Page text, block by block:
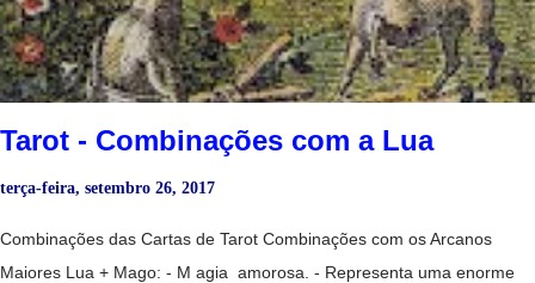
Justiça: - Exames ou testes, estudos que se acabam. O Mago é o
trabalho, a Sacerdotisa os estudos e a Justiça fala sobre provas,...
Tarot - Combinações com a Lua
terça-feira, setembro 26, 2017
Combinações das Cartas de Tarot Combinações com os Arcanos
Maiores Lua + Mago: - M agia amorosa. - Representa uma enorme